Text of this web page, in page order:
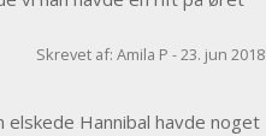
Skrevet af: Amila P - 23. jun 2018
elskede Hannibal havde noget